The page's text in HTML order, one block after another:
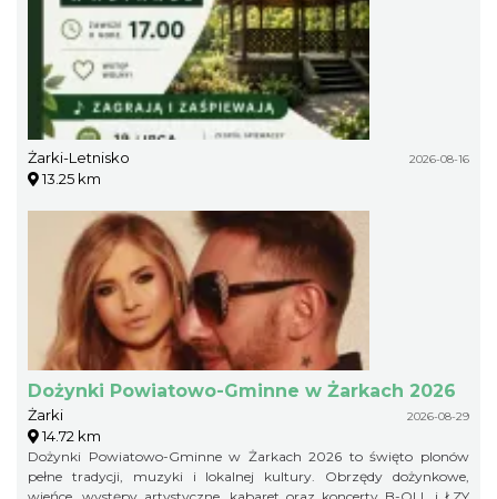
Żarki-Letnisko 2026-08-16
13.25 km
Dożynki Powiatowo-Gminne w Żarkach 2026
Żarki 2026-08-29
14.72 km
Dożynki Powiatowo-Gminne w Żarkach 2026 to święto plonów
pełne tradycji, muzyki i lokalnej kultury. Obrzędy dożynkowe,